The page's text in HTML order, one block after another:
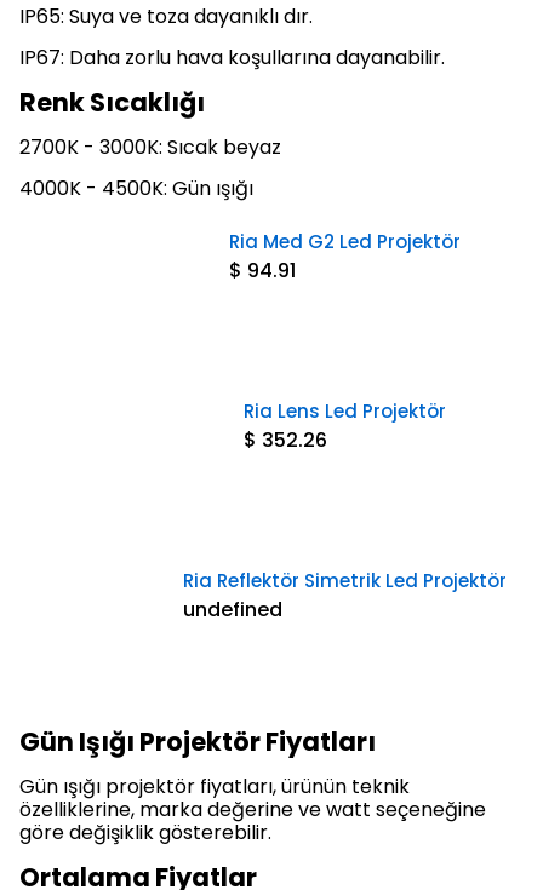
IP65: Suya ve toza dayanıklı dır.
IP67: Daha zorlu hava koşullarına dayanabilir.
Renk Sıcaklığı
2700K - 3000K: Sıcak beyaz
4000K - 4500K: Gün ışığı
Ria Med G2 Led Projektör
$ 94.91
Ria Lens Led Projektör
$ 352.26
Ria Reflektör Simetrik Led Projektör
undefined
Gün Işığı Projektör Fiyatları
Gün ışığı projektör fiyatları, ürünün teknik
özelliklerine, marka değerine ve watt seçeneğine
göre değişiklik gösterebilir.
Ortalama Fiyatlar